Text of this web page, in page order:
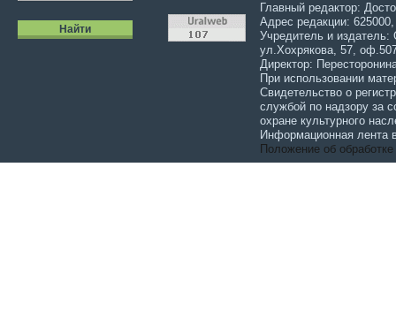
Главный редактор:
Адрес редакции:
Учредитель и
ул.Хохрякова, 57,
Директор:
При использовании
Свидетельство о
службой по надзору за
охране культурного
Информационная лента
Положение об